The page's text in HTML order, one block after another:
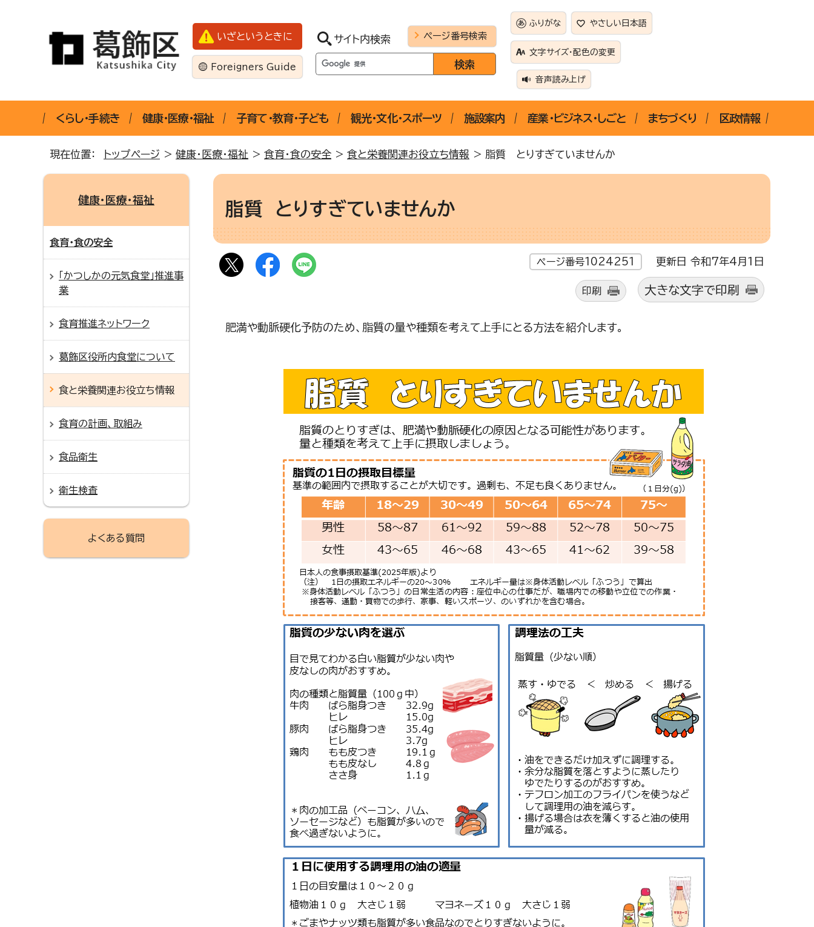
いざというときに
Foreigners Guide
サイト内検索 ページ番号検索
ふりがな やさしい日本語
文字サイズ・配色の変更
音声読み上げ
くらし・手続き 健康・医療・福祉 子育て・教育・子ども 観光・文化・スポーツ 施設案内 産業・ビジネス・しごと まちづくり 区政情報
現在位置： トップページ > 健康・医療・福祉 > 食育・食の安全 > 食と栄養関連お役立ち情報 > 脂質 とりすぎていませんか
脂質 とりすぎていませんか
ページ番号1024251 更新日 令和7年4月1日
印刷 大きな文字で印刷
肥満や動脈硬化予防のため、脂質の量や種類を考えて上手にとる方法を紹介します。
健康・医療・福祉
食育・食の安全
「かつしかの元気食堂」推進事
業
食育推進ネットワーク
葛飾区役所内食堂について
食と栄養関連お役立ち情報
食育の計画、取組み
食品衛生
衛生検査
よくある質問